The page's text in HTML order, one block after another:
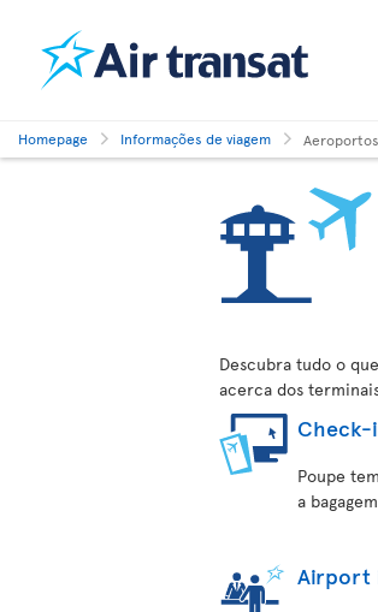
Homepage Informações de viagem
Descubra tudo o
acerca dos
Check-
Poupe
a
Airport